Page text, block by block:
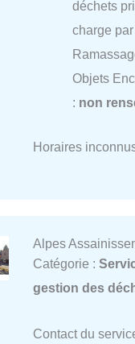
déchets
charge
Objets
: non
Horaires
Alpes
Catégorie :
gestion des
Contact du